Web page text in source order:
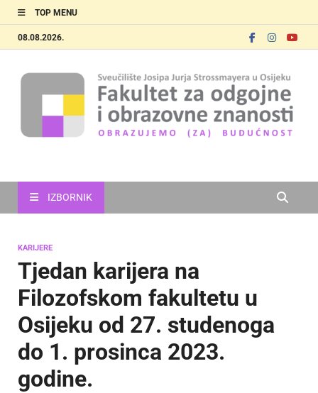
TOP MENU
08.08.2026.
IZBORNIK
KARIJERE
Tjedan karijera na
Filozofskom fakultetu u
Osijeku od 27. studenoga
do 1. prosinca 2023.
godine.